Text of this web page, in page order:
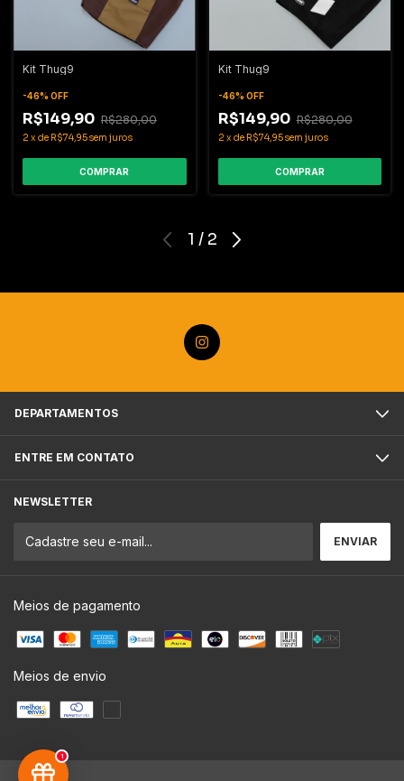
1
Kit Thug9
-46% OFF
R$149,90 R$280,00
2 xde R$74,95sem juros
COMPRAR
Kit Thug9
-46% OFF
R$149,90 R$280,00
2 xde R$74,95sem juros
COMPRAR
1 / 2
DEPARTAMENTOS
ENTRE EM CONTATO
NEWSLETTER
Meios de pagamento
Meios de envio